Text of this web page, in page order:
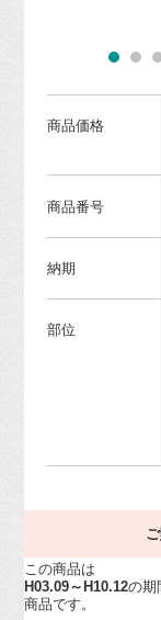
商品価格
商品番号
納期
部位
この商品は
H03.09～H10.12の期
商品です。